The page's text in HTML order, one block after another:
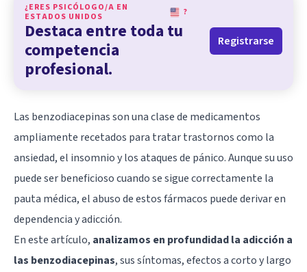
¿ERES PSICÓLOGO/A EN
ESTADOS UNIDOS
?
Destaca entre toda tu
competencia
profesional.
Registrarse
Las benzodiacepinasson una clase de medicamentos
ampliamente recetados para tratar trastornos como la
ansiedad, el insomnio y los ataques de pánico. Aunque su uso
puede ser beneficioso cuando se sigue correctamente la
pauta médica, el abuso de estos fármacos puede derivar en
dependencia y adicción.
En este artículo, analizamos en profundidad la adicción a
las benzodiacepinas, sus síntomas, efectos a corto y largo